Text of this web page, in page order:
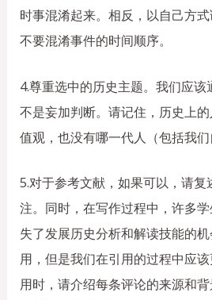
时事混淆起来。相反，以自己方
不要混淆事件的时间顺序。
4.尊重选中的历史主题。我们应
不是妄加判断。请记住，历史上
值观，也没有哪一代人（包括我们
5.对于参考文献，如果可以，请
注。同时，在写作过程中，许多
失了发展历史分析和解读技能的
用，但是我们在引用的过程中应
用时，请介绍每条评论的来源和